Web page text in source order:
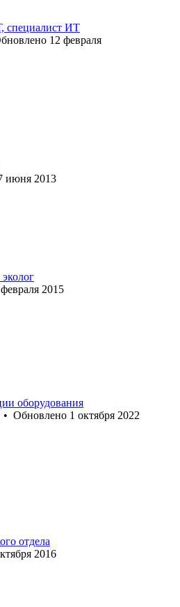
специалист ИТ
12 февраля
июня 2013
2015
оборудования
• Обновлено 1 октября 2022
отдела
2016